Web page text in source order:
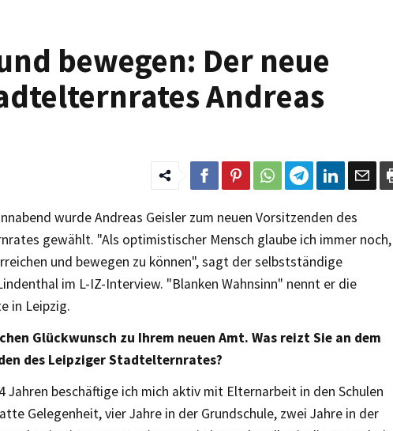
bewegen: Der neue
Andreas
wurde Andreas Geisler zum neuen Vorsitzenden des
gewählt. "Als optimistischer Mensch glaube ich immer noch,
und bewegen zu können", sagt der selbstständige
im L-IZ-Interview. "Blanken Wahnsinn" nennt er die
in Leipzig.
Glückwunsch zu Ihrem neuen Amt. Was reizt Sie an dem
des Leipziger Stadtelternrates?
Jahren beschäftige ich mich aktiv mit Elternarbeit in den Schulen
Gelegenheit, vier Jahre in der Grundschule, zwei Jahre in der